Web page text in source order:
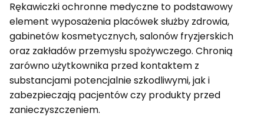
Rękawiczki ochronne medyczne to podstawowy
element wyposażenia placówek służby zdrowia,
gabinetów kosmetycznych, salonów fryzjerskich
oraz zakładów przemysłu spożywczego. Chronią
zarówno użytkownika przed kontaktem z
substancjami potencjalnie szkodliwymi, jak i
zabezpieczają pacjentów czy produkty przed
zanieczyszczeniem.